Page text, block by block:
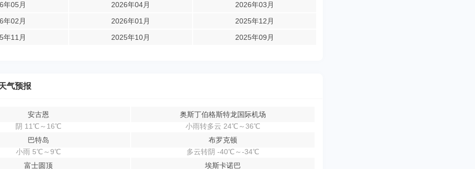
年05月
2026年04月
2026年03月
年02月
2026年01月
2025年12月
年11月
2025年10月 2025年09月
气预报
安古恩
阴 11℃～16℃
奥斯丁伯格斯特龙国际机场
小雨转多云 24℃～36℃
巴特岛
小雨 5℃～9℃
布罗克顿
多云转阴 -40℃～-34℃
富士圆顶
埃斯卡诺巴